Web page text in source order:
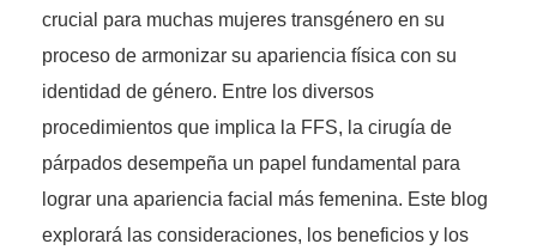
crucial para muchas mujeres transgénero en su
proceso de armonizar su apariencia física con su
identidad de género. Entre los diversos
procedimientos que implica la FFS, la cirugía de
párpados desempeña un papel fundamental para
lograr una apariencia facial más femenina. Este blog
explorará las consideraciones, los beneficios y los